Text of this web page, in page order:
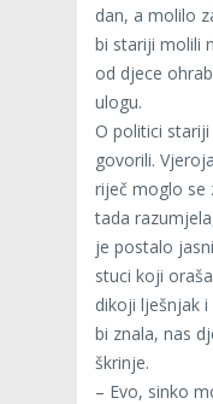
dan, a molilo
bi stariji molili
od djece
ulogu.
O politici
govorili.
riječ moglo se
tada
je postalo
stuci koji
dikoji lješnjak
bi znala, nas
škrinje.
– Evo, sinko